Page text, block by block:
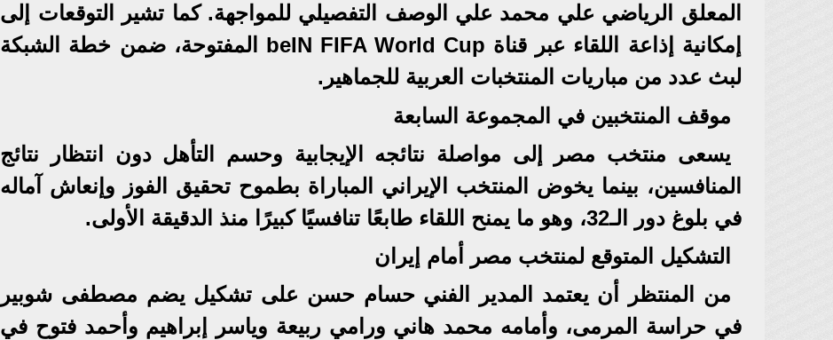
المعلق الرياضي علي محمد علي الوصف التفصيلي للمواجهة. كما تشير التوقعات إلى
إمكانية إذاعة اللقاء عبر قناة beIN FIFA World Cup المفتوحة، ضمن خطة الشبكة
لبث عدد من مباريات المنتخبات العربية للجماهير.
موقف المنتخبين في المجموعة السابعة
يسعى منتخب مصر إلى مواصلة نتائجه الإيجابية وحسم التأهل دون انتظار نتائج
المنافسين، بينما يخوض المنتخب الإيراني المباراة بطموح تحقيق الفوز وإنعاش آماله
في بلوغ دور الـ32، وهو ما يمنح اللقاء طابعًا تنافسيًا كبيرًا منذ الدقيقة الأولى.
التشكيل المتوقع لمنتخب مصر أمام إيران
من المنتظر أن يعتمد المدير الفني حسام حسن على تشكيل يضم مصطفى شوبير
في حراسة المرمى، وأمامه محمد هاني ورامي ربيعة وياسر إبراهيم وأحمد فتوح في